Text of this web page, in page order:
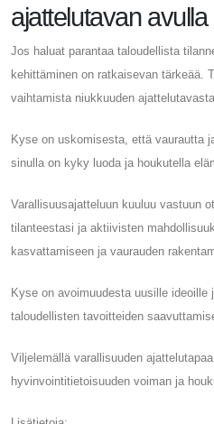
ajattelutavan avulla
Jos haluat parantaa taloudellista
kehittäminen on ratkaisevan tärkeää.
vaihtamista niukkuuden
Kyse on uskomisesta, että vaurautta
sinulla on kyky luoda ja houkutella
Varallisuusajatteluun kuuluu vastuun
tilanteestasi ja aktiivisten
kasvattamiseen ja vaurauden
Kyse on avoimuudesta uusille
taloudellisten tavoitteiden
Viljelemällä varallisuuden
hyvinvointitietoisuuden voiman ja